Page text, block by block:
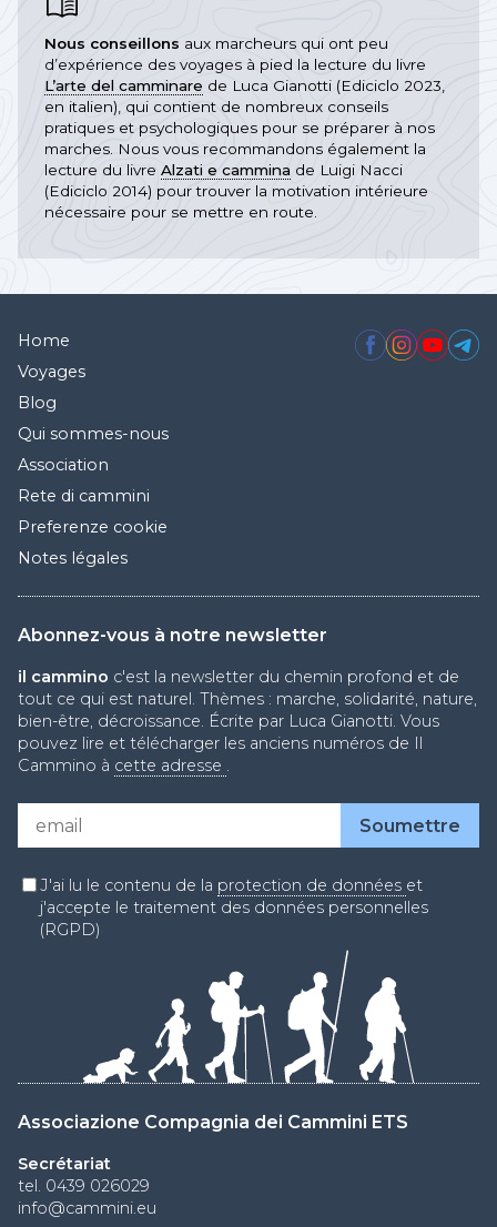
Nous conseillons aux marcheurs qui ont peu
d’expérience des voyages à pied la lecture du livre
L’arte del camminare de Luca Gianotti (Ediciclo 2023,
en italien), qui contient de nombreux conseils
pratiques et psychologiques pour se préparer à nos
marches. Nous vous recommandons également la
lecture du livre Alzati e cammina de Luigi Nacci
(Ediciclo 2014) pour trouver la motivation intérieure
nécessaire pour se mettre en route.
Associazione Compagnia dei Cammini ETS
Secrétariat
tel. 0439 026029
info@cammini.eu
Home
Voyages
Blog
Qui sommes-nous
Association
Rete di cammini
Preferenze cookie
Notes légales
Abonnez-vous à notre newsletter
il cammino c'est la newsletter du chemin profond et de
tout ce qui est naturel. Thèmes : marche, solidarité, nature,
bien-être, décroissance. Écrite par Luca Gianotti. Vous
pouvez lire et télécharger les anciens numéros de Il
Cammino à cette adresse .
J'ai lu le contenu de la protection de données et
j'accepte le traitement des données personnelles
(RGPD)